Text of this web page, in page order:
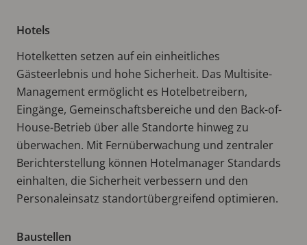
Hotels
Hotelketten setzen auf ein einheitliches
Gästeerlebnis und hohe Sicherheit. Das Multisite-
Management ermöglicht es Hotelbetreibern,
Eingänge, Gemeinschaftsbereiche und den Back-of-
House-Betrieb über alle Standorte hinweg zu
überwachen. Mit Fernüberwachung und zentraler
Berichterstellung können Hotelmanager Standards
einhalten, die Sicherheit verbessern und den
Personaleinsatz standortübergreifend optimieren.
Baustellen